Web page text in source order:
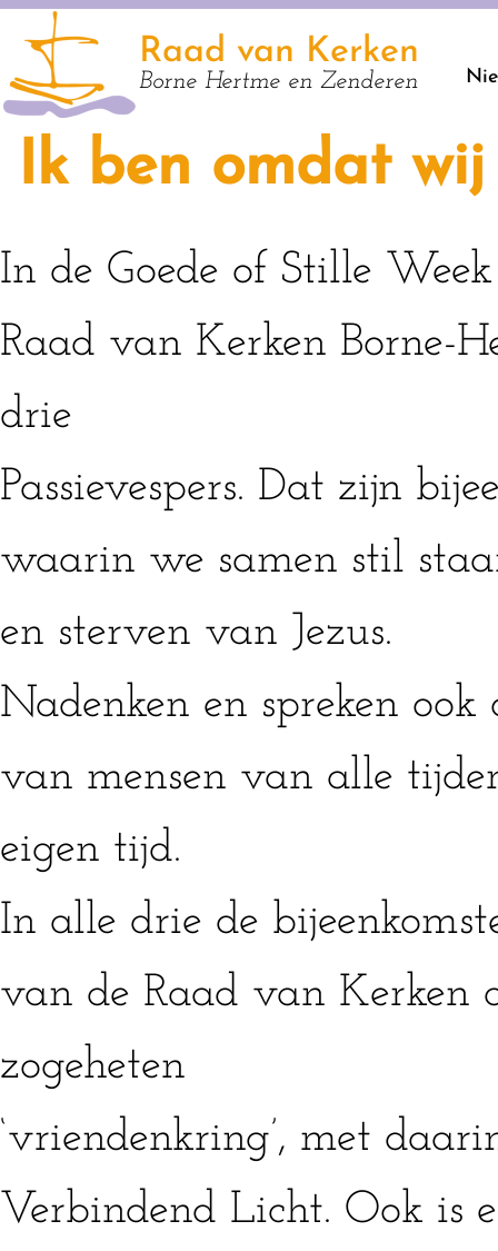
Raad van Kerken
Borne Hertme en Zenderen
Ik ben omdat
In de Goede of Stille
Raad van Kerken Borne-
drie
Passievespers. Dat zijn
waarin we samen stil
en sterven van Jezus.
Nadenken en spreken
van mensen van alle
eigen tijd.
In alle drie de
van de Raad van Kerken
zogeheten
‘vriendenkring’, met
Verbindend Licht. Ook is